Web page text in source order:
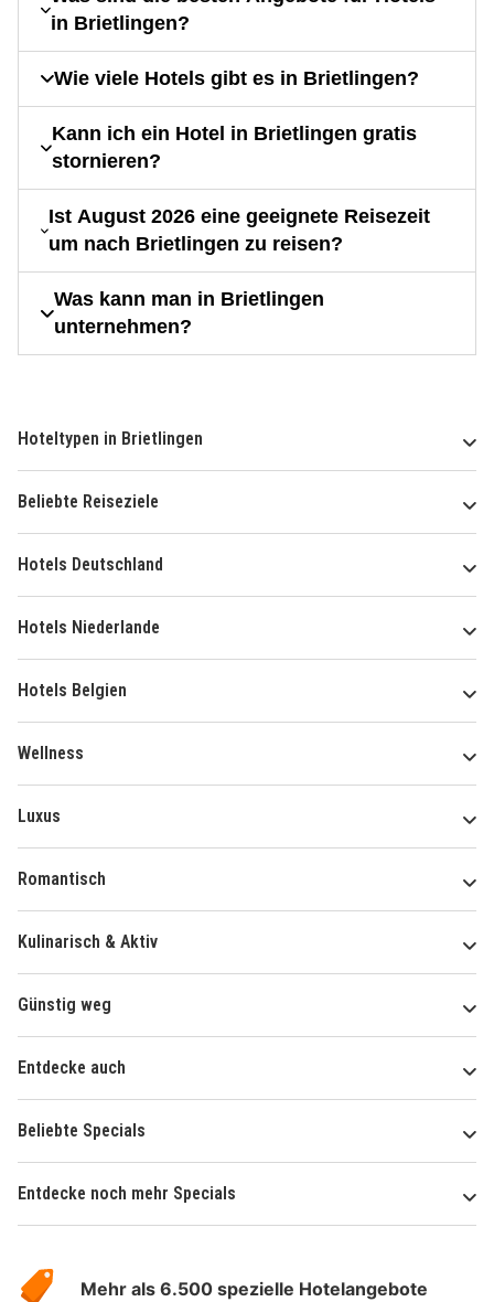
in Brietlingen?
Wie viele Hotels gibt es in Brietlingen?
Kann ich ein Hotel in Brietlingen gratis
stornieren?
Ist August 2026 eine geeignete Reisezeit
um nach Brietlingen zu reisen?
Was kann man in Brietlingen
unternehmen?
Hoteltypen in Brietlingen
Beliebte Reiseziele
Hotels Deutschland
Hotels Niederlande
Hotels Belgien
Wellness
Luxus
Romantisch
Kulinarisch & Aktiv
Günstig weg
Entdecke auch
Beliebte Specials
Entdecke noch mehr Specials
Hotelspecials
Mehr als 6.500 spezielle Hotelangebote